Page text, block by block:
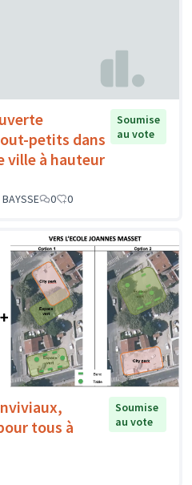
petits dans
ville à hauteur
Soumise
au vote
0 0
tous à
Soumise
au vote